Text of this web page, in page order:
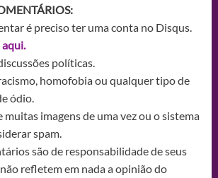
é preciso ter uma conta no Disqus.
aqui.
políticas.
homofobia ou qualquer tipo de
ódio.
muitas imagens de uma vez ou o sistema
spam.
são de responsabilidade de seus
refletem em nada a opinião do